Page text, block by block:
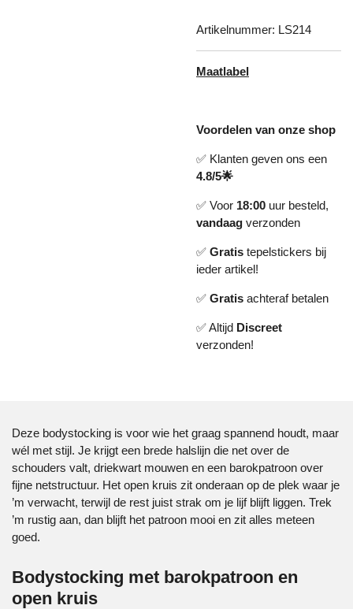
Artikelnummer: LS214
Maatlabel
Voordelen van onze shop
✅ Klanten geven ons een
4.8/5🌟
✅ Voor 18:00 uur besteld,
vandaag verzonden
✅ Gratis tepelstickers bij
ieder artikel!
✅ Gratis achteraf betalen
✅ Altijd Discreet
verzonden!
Deze bodystocking is voor wie het graag spannend houdt, maar
wél met stijl. Je krijgt een brede halslijn die net over de
schouders valt, driekwart mouwen en een barokpatroon over
fijne netstructuur. Het open kruis zit onderaan op de plek waar je
’m verwacht, terwijl de rest juist strak om je lijf blijft liggen. Trek
’m rustig aan, dan blijft het patroon mooi en zit alles meteen
goed.
Bodystocking met barokpatroon en
open kruis